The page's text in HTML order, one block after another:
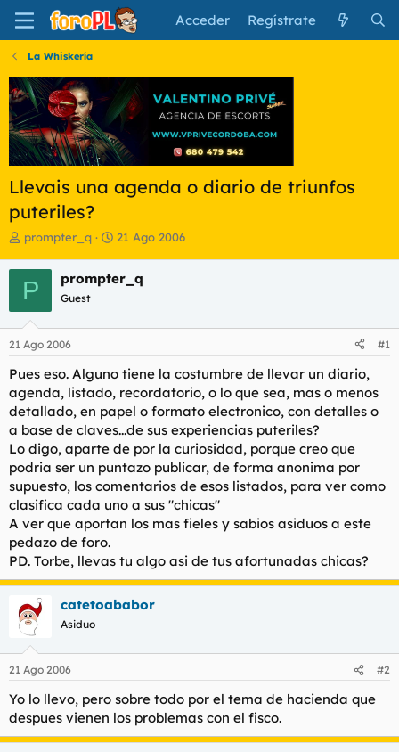
Acceder Regístrate
La Whiskería
Llevais una agenda o diario de triunfos
puteriles?
I
i
c
i
a
d
o
d
e
l
t
e
m
a
prompter_q
F
h
e
i
c
i
o
21 Ago 2006
P prompter_q
Guest
21 Ago 2006 #1
Pues eso. Alguno tiene la costumbre de llevar un diario,
agenda, listado, recordatorio, o lo que sea, mas o menos
detallado, en papel o formato electronico, con detalles o
a base de claves...de sus experiencias puteriles?
Lo digo, aparte de por la curiosidad, porque creo que
podria ser un puntazo publicar, de forma anonima por
supuesto, los comentarios de esos listados, para ver como
clasifica cada uno a sus "chicas"
A ver que aportan los mas fieles y sabios asiduos a este
pedazo de foro.
PD. Torbe, llevas tu algo asi de tus afortunadas chicas?
catetoababor
Asiduo
21 Ago 2006 #2
Yo lo llevo, pero sobre todo por el tema de hacienda que
despues vienen los problemas con el fisco.